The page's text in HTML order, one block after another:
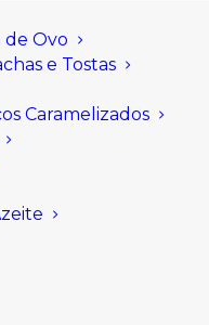
Ovo
e Tostas
Caramelizados